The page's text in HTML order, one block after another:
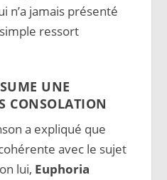
n’a jamais présenté
ressort
UNE
CONSOLATION
a expliqué que
avec le sujet
lui, Euphoria